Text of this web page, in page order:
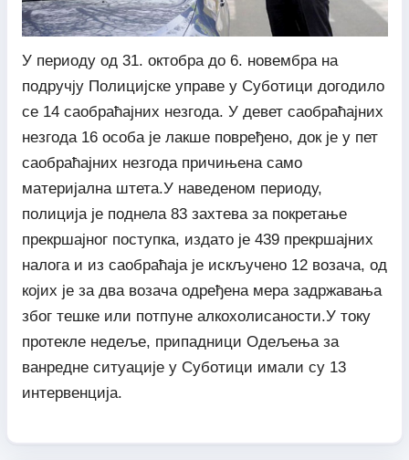
У периоду од 31. октобра до 6. новембра на
подручју Полицијске управе у Суботици догодило
се 14 саобраћајних незгода. У девет саобраћајних
незгода 16 особа је лакше повређено, док је у пет
саобраћајних незгода причињена само
материјална штета.У наведеном периоду,
полиција је поднела 83 захтева за покретање
прекршајног поступка, издато је 439 прекршајних
налога и из саобраћаја је искључено 12 возача, од
којих је за два возача одређена мера задржавања
због тешке или потпуне алкохолисаности.У току
протекле недеље, припадници Одељења за
ванредне ситуације у Суботици имали су 13
интервенција.